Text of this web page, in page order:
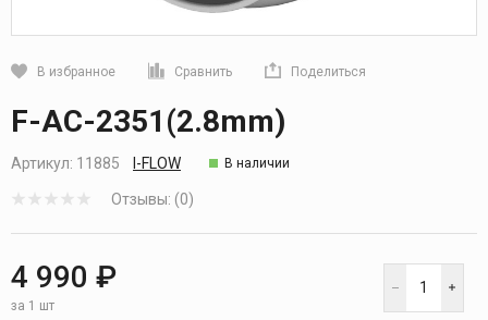
В избранное Сравнить Поделиться
Кликните, чтобы скопировать прямую ссылку
F-AC-2351(2.8mm)
Артикул: 11885 I-FLOW В наличии
Отзывы: (0)
4 990 ₽
за 1 шт